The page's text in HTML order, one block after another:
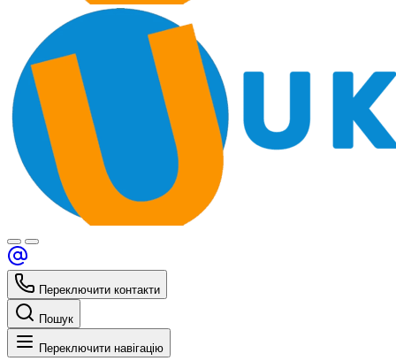
Переключити контакти
Пошук
Переключити навігацію